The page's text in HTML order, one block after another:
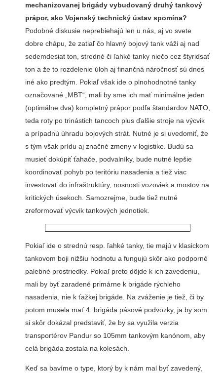
mechanizovanej brigády vybudovaný druhý tankový
prápor, ako Vojenský technický ústav spomína?
Podobné diskusie neprebiehajú len u nás, aj vo svete
dobre chápu, že zatiaľ čo hlavný bojový tank váži aj nad
sedemdesiat ton, stredné či ľahké tanky niečo cez štyridsať
ton a že to rozdelenie úloh aj finančná náročnosť sú dnes
iné ako predtým. Pokiaľ však ide o plnohodnotné tanky
označované „MBT“, mali by sme ich mať minimálne jeden
(optimálne dva) kompletný prápor podľa štandardov NATO,
teda roty po trinástich tancoch plus ďalšie stroje na výcvik
a prípadnú úhradu bojových strát. Nutné je si uvedomiť, že
s tým však prídu aj značné zmeny v logistike. Budú sa
musieť dokúpiť ťahače, podvalníky, bude nutné lepšie
koordinovať pohyb po teritóriu nasadenia a tiež viac
investovať do infraštruktúry, nosnosti vozoviek a mostov na
kritických úsekoch. Samozrejme, bude tiež nutné
zreformovať výcvik tankových jednotiek.
Pokiaľ ide o strednú resp. ľahké tanky, tie majú v klasickom
tankovom boji nižšiu hodnotu a fungujú skôr ako podporné
palebné prostriedky. Pokiaľ preto dôjde k ich zavedeniu,
mali by byť zaradené primárne k brigáde rýchleho
nasadenia, nie k ťažkej brigáde. Na zváženie je tiež, či by
potom musela mať 4. brigáda pásové podvozky, ja by som
si skôr dokázal predstaviť, že by sa využila verzia
transportérov Pandur so 105mm tankovým kanónom, aby
celá brigáda zostala na kolesách.
Keď sa bavíme o type, ktorý by k nám mal byť zavedený,